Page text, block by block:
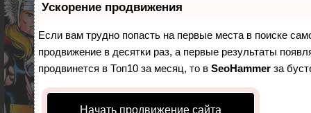
Ускорение продвижения
Если вам трудно попасть на первые места в поиске
продвижение в десятки раз, а первые результаты
продвинется в Топ10 за месяц, то вSeoHammer за
Начать продвижение сайта